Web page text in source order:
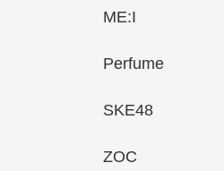
ME:I
Perfume
SKE48
ZOC